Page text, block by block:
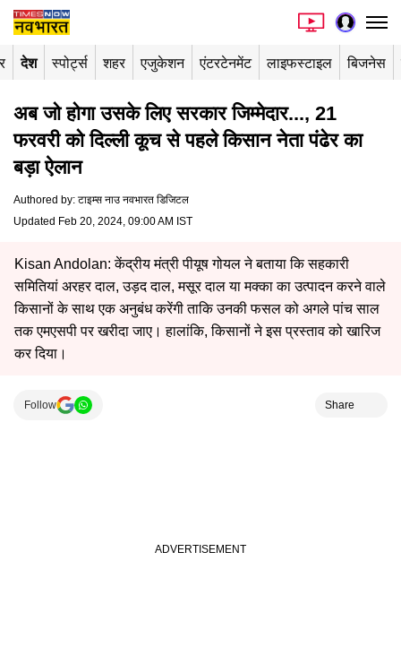
देश स्पोर्ट्स शहर एजुकेशन एंटरटेनमेंट लाइफस्टाइल बिजनेस
अब जो होगा उसके लिए सरकार जिम्मेदार..., 21
फरवरी को दिल्ली कूच से पहले किसान नेता पंढेर का
बड़ा ऐलान
Authored by: टाइम्स नाउ नवभारत डिजिटल
Updated Feb 20, 2024, 09:00 AM IST
Kisan Andolan: केंद्रीय मंत्री पीयूष गोयल ने बताया कि सहकारी
समितियां अरहर दाल, उड़द दाल, मसूर दाल या मक्का का उत्पादन करने वाले
किसानों के साथ एक अनुबंध करेंगी ताकि उनकी फसल को अगले पांच साल
तक एमएसपी पर खरीदा जाए। हालांकि, किसानों ने इस प्रस्ताव को खारिज
कर दिया।
Follow Share